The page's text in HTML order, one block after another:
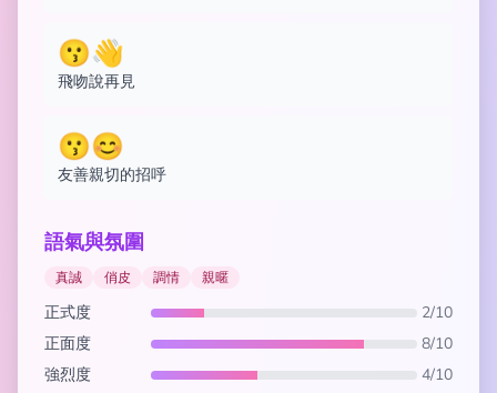
😗👋
飛吻說再見
😗😊
友善親切的招呼
語氣與氛圍
真誠 俏皮 調情 親暱
正式度
2/10
正面度
8/10
強烈度
4/10